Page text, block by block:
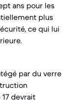
ans pour les
plus
ce qui lui
par du verre
devrait